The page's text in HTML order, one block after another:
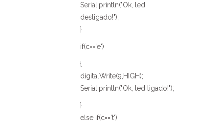
Serial.println("Ok, led
desligado!");
}
if(c=='e')
{
digitalWrite(9,HIGH);
Serial.println("Ok, led ligado!");
}
else if(c=='t')